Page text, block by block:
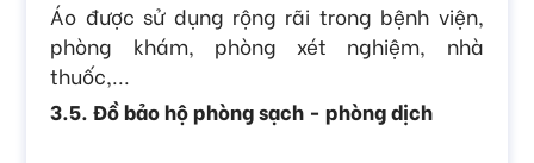
Áo được sử dụng rộng rãi trong bệnh viện,
phòng khám, phòng xét nghiệm, nhà
thuốc,...
3.5. Đồ bảo hộ phòng sạch - phòng dịch